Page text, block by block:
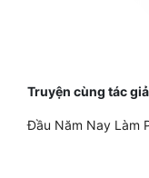
Truyện cùng tác giả
Đầu Năm Nay Làm